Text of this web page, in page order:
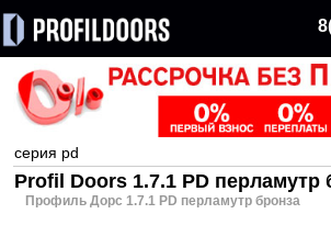
серия pd
Profil Doors 1.7.1 PD перламутр
Профиль Дорс 1.7.1 PD перламутр бронза